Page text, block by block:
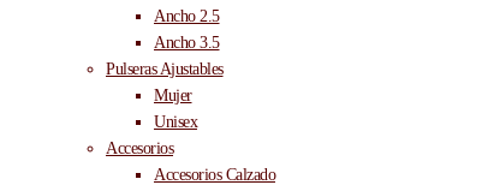
Ancho 2.5
Ancho 3.5
Pulseras Ajustables
Mujer
Unisex
Accesorios
Accesorios Calzado